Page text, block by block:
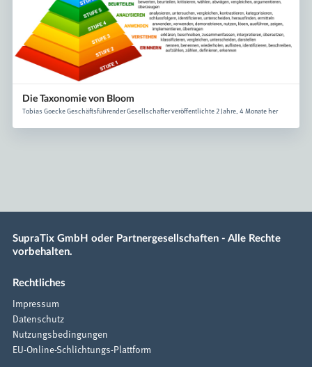
Die Taxonomie von Bloom
Tobias Goecke Geschäftsführender Gesellschafter veröffentlichte 2 Jahre, 4 Monate her
SupraTix GmbH oder Partnergesellschaften - Alle Rechte
vorbehalten.
Rechtliches
Impressum
Datenschutz
Nutzungsbedingungen
EU-Online-Schlichtungs-Plattform